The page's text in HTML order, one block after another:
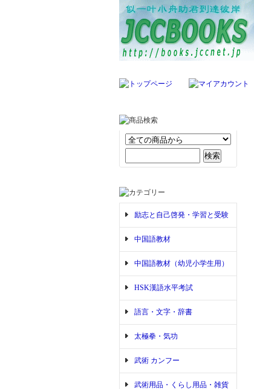
励志と自己啓発・学習と受験
中国語教材
中国語教材（幼児小学生用）
HSK漢語水平考試
語言・文字・辞書
太極拳・気功
武術 カンフー
武術用品・くらし用品・雑貨